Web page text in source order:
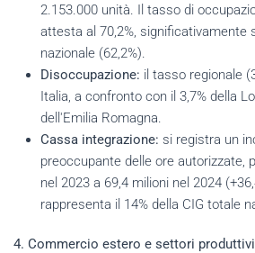
2.153.000 unità. Il tasso di
attesta al 70,2%, significativamente
nazionale (62,2%).
Disoccupazione: il tasso regionale
Italia, a confronto con il 3,7% della
dell'Emilia Romagna.
Cassa integrazione: si registra un
preoccupante delle ore autorizzate,
nel 2023 a 69,4 milioni nel 2024
rappresenta il 14% della CIG totale
4. Commercio estero e settori produttivi